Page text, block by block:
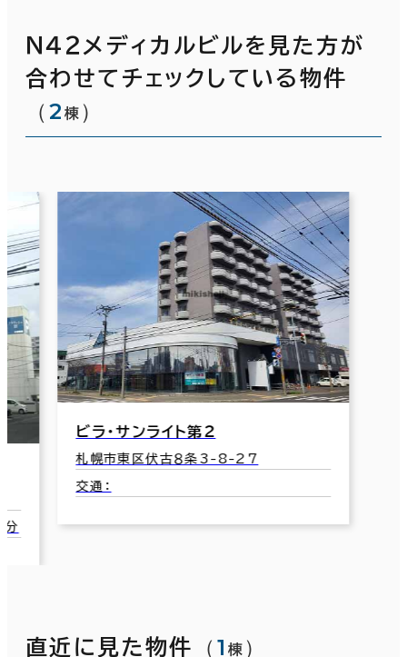
Ｎ４２メディカルビルを見た方が
合わせてチェックしている物件
（2 棟 ）
分
ビラ・サンライト第２
札幌市東区伏古８条3-8-27
交通：
直近に見た物件 （1 棟 ）